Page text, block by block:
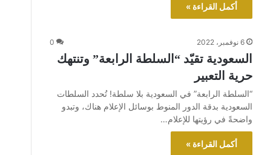
أكمل القراءة »
6 نوفمبر، 2022 0
السعودية تقيّد “السلطة الرابعة” وتنتهك
حرية التعبير
“السلطة الرابعة” في السعودية بلا سلطة! تُحدد السلطات
السعودية بدقة الدور المنوط بوسائل الإعلام هناك، وتبدو
واضحةً في رؤيتها للإعلام…
أكمل القراءة »